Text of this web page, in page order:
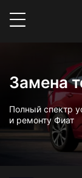
Замена
Полный спектр
и ремонту Фиат